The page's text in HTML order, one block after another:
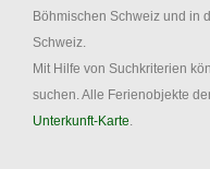
Böhmischen Schweiz und in
Schweiz.
Mit Hilfe von Suchkriterien
suchen. Alle Ferienobjekte
Unterkunft-Karte.